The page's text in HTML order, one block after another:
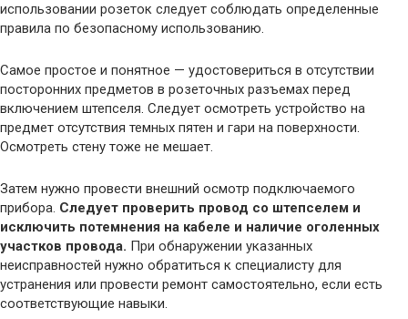
использовании розеток следует соблюдать определенные
правила по безопасному использованию.
Самое простое и понятное — удостовериться в отсутствии
посторонних предметов в розеточных разъемах перед
включением штепселя. Следует осмотреть устройство на
предмет отсутствия темных пятен и гари на поверхности.
Осмотреть стену тоже не мешает.
Затем нужно провести внешний осмотр подключаемого
прибора. Следует проверить провод со штепселем и
исключить потемнения на кабеле и наличие оголенных
участков провода. При обнаружении указанных
неисправностей нужно обратиться к специалисту для
устранения или провести ремонт самостоятельно, если есть
соответствующие навыки.